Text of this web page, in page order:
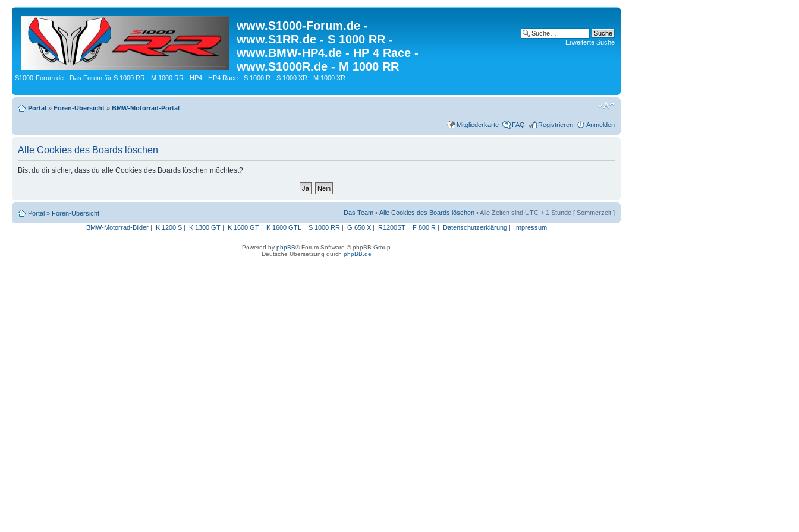
www.S1000-Forum.de -
www.S1RR.de - S 1000 RR -
www.BMW-HP4.de - HP 4 Race -
www.S1000R.de - M 1000 RR
S1000-Forum.de - Das Forum für S 1000 RR - M 1000 RR - HP4 - HP4 Race - S 1000 R - S 1000 XR - M 1000 XR
Erweiterte Suche
Portal » Foren-Übersicht » BMW-Motorrad-Portal
Mitgliederkarte FAQ Registrieren Anmelden
Alle Cookies des Boards löschen
Bist du dir sicher, dass du alle Cookies des Boards löschen möchtest?
Portal » Foren-Übersicht Das Team • Alle Cookies des Boards löschen • Alle Zeiten sind UTC + 1 Stunde [ Sommerzeit ]
BMW-Motorrad-Bilder| K 1200 S| K 1300 GT| K 1600 GT| K 1600 GTL | S 1000 RR | G 650 X| R1200ST| F 800 R | Datenschutzerklärung| Impressum
Powered by phpBB® Forum Software © phpBB Group
Deutsche Übersetzung durch phpBB.de